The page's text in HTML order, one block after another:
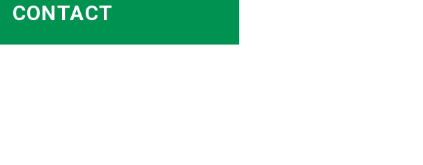
CONTACT